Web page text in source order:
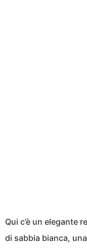
Qui c’è un elegante
di sabbia bianca,